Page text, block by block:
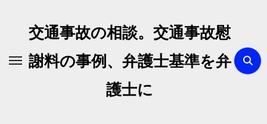
交通事故の相談。交通事故慰
謝料の事例、弁護士基準を弁
護士に